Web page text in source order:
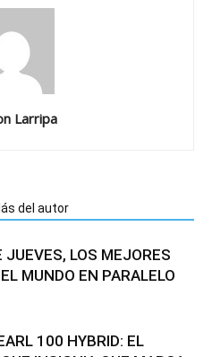
Larripa
del autor
LOS MEJORES
MUNDO EN PARALELO
100 HYBRID: EL